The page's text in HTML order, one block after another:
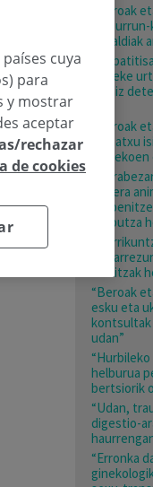
“Beroak
daiteke
garaiz
“Beroak
mehatxu
joatera
gorputza
emaitzak
“Beroak
esku eta
udan”
helburua
bertsiorik
“Udan,
digestio-
“Erronka
cuya
para
y mostrar
aceptar
rechazar
de cookies